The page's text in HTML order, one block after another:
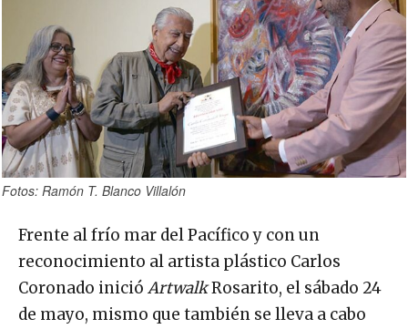
Fotos: Ramón T. Blanco Villalón
Frente al frío mar del Pacífico y con un
reconocimiento al artista plástico Carlos
Coronado inició ArtwalkRosarito, el sábado 24
de mayo, mismo que también se lleva a cabo